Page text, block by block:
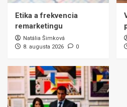
Etika a frekvencia
remarketingu
Natália Šimková
8. augusta 2026
0